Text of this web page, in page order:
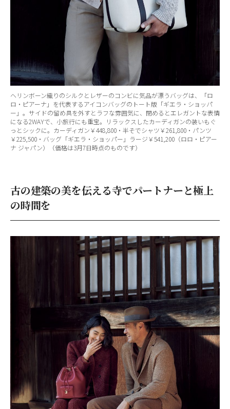
ヘリンボーン織りのシルクとレザーのコンビに気品が漂うバッグは、「ロ
ロ・ピアーナ」を代表するアイコンバッグのトート版「ギエラ・ショッパ
ー」。サイドの留め具を外すとラフな雰囲気に、閉めるとエレガントな表情
になる2WAYで、小旅行にも重宝。リラックスしたカーディガンの装いもぐ
っとシックに。カーディガン￥448,800・半そでシャツ￥261,800・パンツ
￥225,500・バッグ「ギエラ・ショッパー」ラージ￥541,200（ロロ・ピアー
ナ ジャパン）（価格は3月7日時点のものです）
古の建築の美を伝える寺でパートナーと極上
の時間を